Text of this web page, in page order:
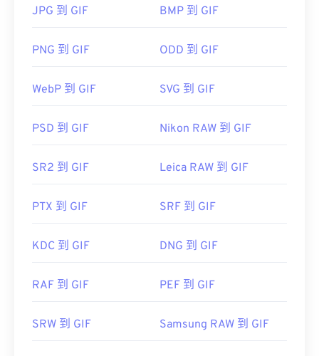
其他打开 NRW 的程序包括HDR Darkroom
FreeConvert.com（
NRW 转 JPG）可以轻松将
NRW 多平台转换器。在 Linux/Unix 上，可以尝试
Lightroom、 HDR Darkroom和Zoner Photo Studio
开发者：尼康
首次发布：2008 年 8 月
其他图像格式具有明显的优势。此外，GIF 可以在包
这使得它比Adob​​e Flash 更受欢迎。
GIF 几乎可以在所有图像查看器应用程序、网页浏览
请使用Adob​​e Photoshop
等应用程序。在 Windows
Photoshop Elements
、Roxio CreatorNXT Pro
件打开 GIF。在 macOS 系统中，可以使用 Adob​​e 图
开发者：CompuServe, Inc.
有用的链接：
https://en.wikipedia.org/wiki/GIF
JPG 到 GIF BMP 到 GIF
PNG 到 GIF ODD 到 GIF
WebP 到 GIF SVG 到 GIF
PSD 到 GIF Nikon RAW 到 GIF
SR2 到 GIF Leica RAW 到 GIF
PTX 到 GIF SRF 到 GIF
KDC 到 GIF DNG 到 GIF
RAF 到 GIF PEF 到 GIF
SRW 到 GIF Samsung RAW 到 GIF